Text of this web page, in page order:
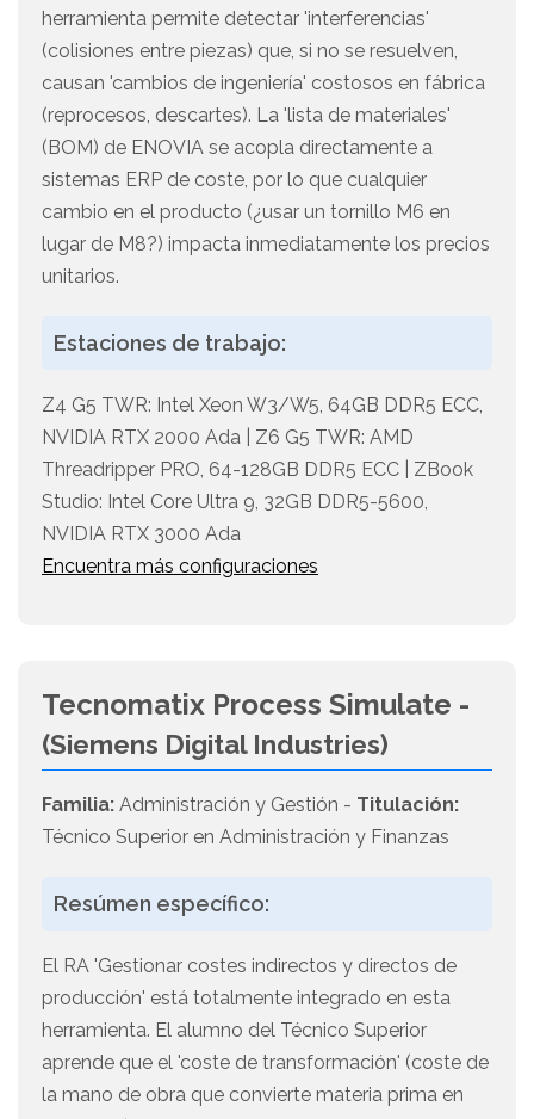
herramienta permite detectar 'interferencias'
(colisiones entre piezas) que, si no se resuelven,
causan 'cambios de ingeniería' costosos en fábrica
(reprocesos, descartes). La 'lista de materiales'
(BOM) de ENOVIA se acopla directamente a
sistemas ERP de coste, por lo que cualquier
cambio en el producto (¿usar un tornillo M6 en
lugar de M8?) impacta inmediatamente los precios
unitarios.
Estaciones de trabajo:
Z4 G5 TWR: Intel Xeon W3/W5, 64GB DDR5 ECC,
NVIDIA RTX 2000 Ada | Z6 G5 TWR: AMD
Threadripper PRO, 64-128GB DDR5 ECC | ZBook
Studio: Intel Core Ultra 9, 32GB DDR5-5600,
NVIDIA RTX 3000 Ada
Encuentra más configuraciones
Tecnomatix Process Simulate -
(Siemens Digital Industries)
Familia: Administración y Gestión - Titulación:
Técnico Superior en Administración y Finanzas
Resúmen específico:
El RA 'Gestionar costes indirectos y directos de
producción' está totalmente integrado en esta
herramienta. El alumno del Técnico Superior
aprende que el 'coste de transformación' (coste de
la mano de obra que convierte materia prima en